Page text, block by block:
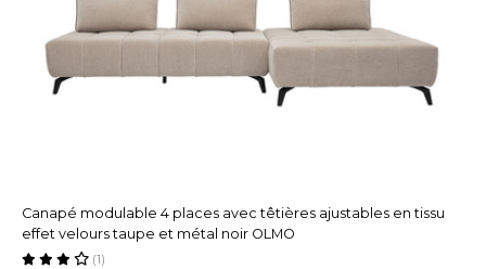
Canapé modulable 4 places avec têtières ajustables en tissu
effet velours taupe et métal noir OLMO
(1)